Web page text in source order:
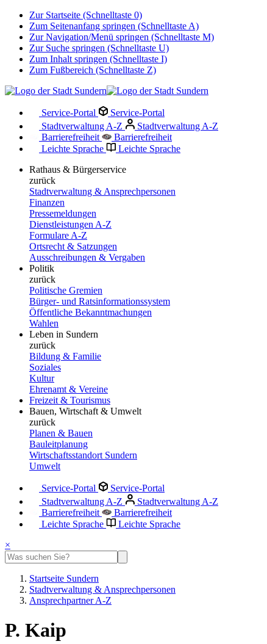
Zur Startseite (Schnelltaste 0)
Zum Seitenanfang springen (Schnelltaste A)
Zur Navigation/Menü springen (Schnelltaste M)
Zur Suche springen (Schnelltaste U)
Zum Inhalt springen (Schnelltaste I)
Zum Fußbereich (Schnelltaste Z)
Service-Portal
Service-Portal
Stadtverwaltung A-Z
Stadtverwaltung A-Z
Barrierefreiheit
Barrierefreiheit
Leichte Sprache
Leichte Sprache
Rathaus & Bürgerservice
zurück
Stadtverwaltung & Ansprechpersonen
Finanzen
Pressemeldungen
Dienstleistungen A-Z
Formulare A-Z
Ortsrecht & Satzungen
Ausschreibungen & Vergaben
Politik
zurück
Politische Gremien
Bürger- und Ratsinformationssystem
Öffentliche Bekanntmachungen
Wahlen
Leben in Sundern
zurück
Bildung & Familie
Soziales
Kultur
Ehrenamt & Vereine
Freizeit & Tourismus
Bauen, Wirtschaft & Umwelt
zurück
Planen & Bauen
Bauleitplanung
Wirtschaftsstandort Sundern
Umwelt
Service-Portal
Service-Portal
Stadtverwaltung A-Z
Stadtverwaltung A-Z
Barrierefreiheit
Barrierefreiheit
Leichte Sprache
Leichte Sprache
×
Startseite Sundern
Stadtverwaltung & Ansprechpersonen
Ansprechpartner A-Z
P. Kaip